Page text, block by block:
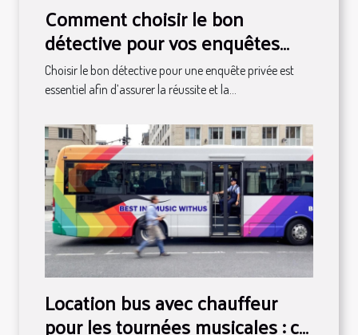
Comment choisir le bon
détective pour vos enquêtes
privées ?
Choisir le bon détective pour une enquête privée est
essentiel afin d’assurer la réussite et la...
Location bus avec chauffeur
pour les tournées musicales : ce